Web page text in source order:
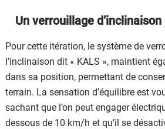
Un verrouillage
Pour cette itération, le système de
l’inclinaison dit « KALS », maintient
dans sa position, permettant de
terrain. La sensation d’équilibre est
sachant que l’on peut engager
dessous de 10 km/h et qu’il se